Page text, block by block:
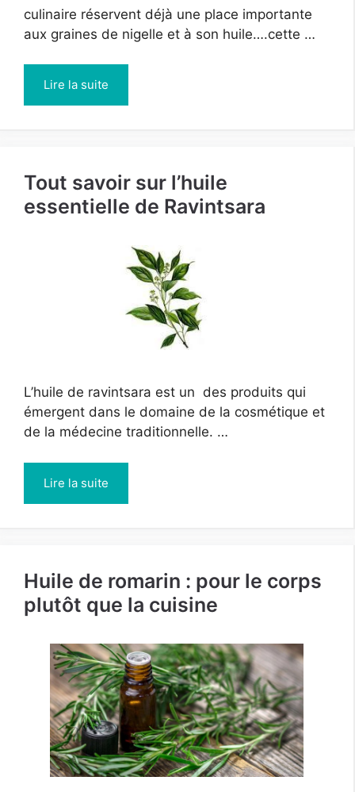
culinaire réservent déjà une place importante
aux graines de nigelle et à son huile….cette …
Lire la suite
Tout savoir sur l’huile
essentielle de Ravintsara
L’huile de ravintsara est un des produits qui
émergent dans le domaine de la cosmétique et
de la médecine traditionnelle. …
Lire la suite
Huile de romarin : pour le corps
plutôt que la cuisine